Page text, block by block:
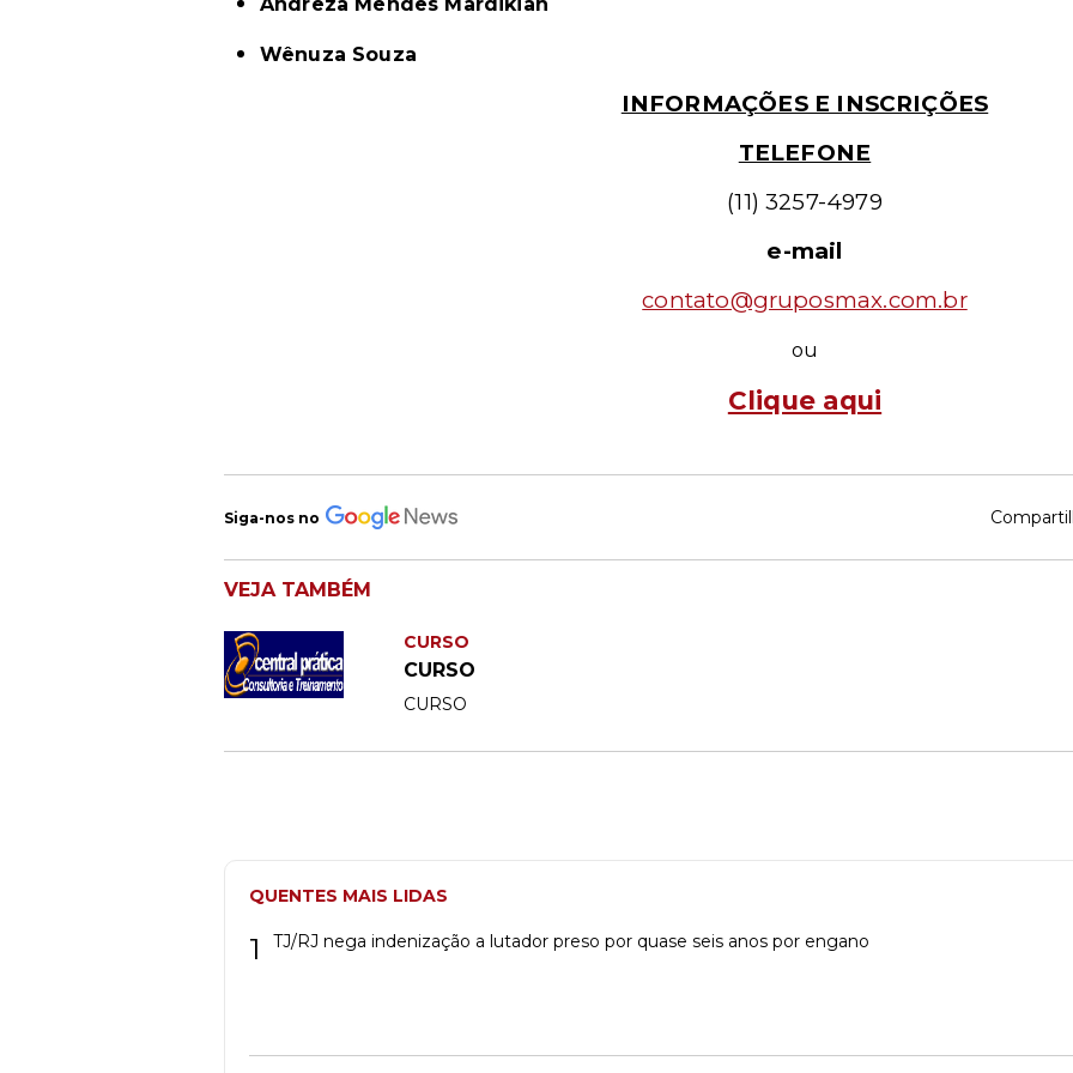
Wênuza Souza
INFORMAÇÕES E INSCRIÇÕES
TELEFONE
(11) 3257-4979
e-mail
contato@gruposmax.com.br
ou
Clique aqui
Siga-nos no
VEJA TAMBÉM
CURSO
CURSO
CURSO
QUENTES MAIS LIDAS
1 TJ/RJ nega indenização a lutador preso por quase seis anos por engano